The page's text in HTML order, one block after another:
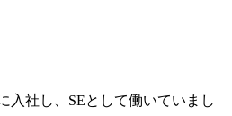
入社し、SEとして働いていまし